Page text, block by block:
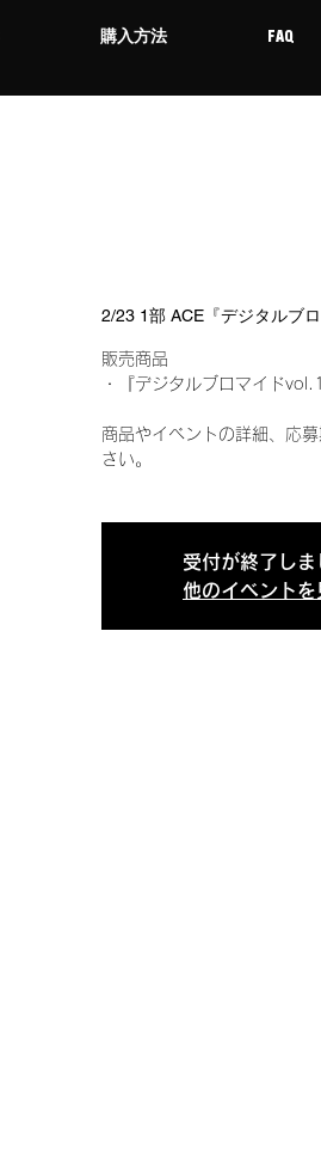
購入方法 FAQ
2/23 1部 ACE『デジタルブ
販売商品
・『デジタルブロマイド
商品やイベントの詳細、応
さい。
受付が終了しま
他のイベントを